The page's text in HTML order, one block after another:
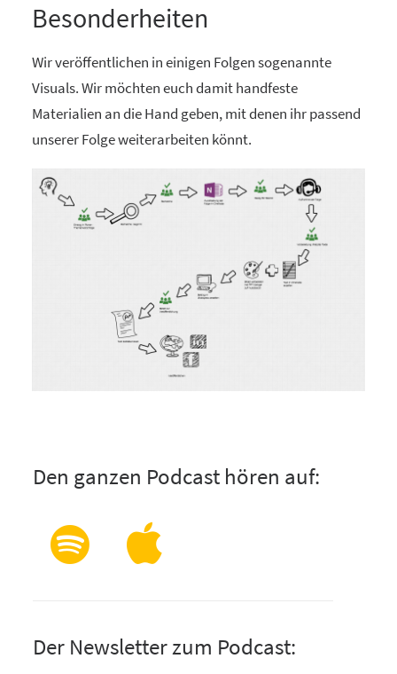
Besonderheiten
Wir veröffentlichen in einigen Folgen sogenannte
Visuals. Wir möchten euch damit handfeste
Materialien an die Hand geben, mit denen ihr passend
unserer Folge weiterarbeiten könnt.
Den ganzen Podcast hören auf:
Der Newsletter zum Podcast: